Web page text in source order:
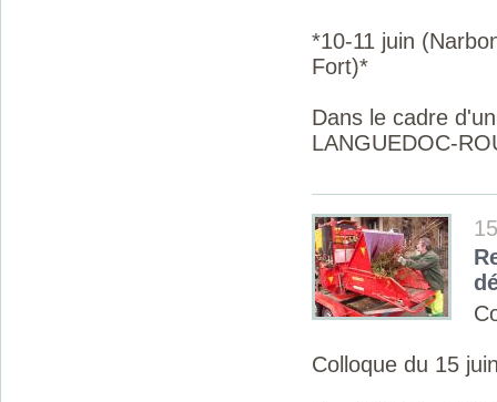
*10-11 juin
Fort)*
Dans le cadre
LANGUEDOC-
Colloque du 15